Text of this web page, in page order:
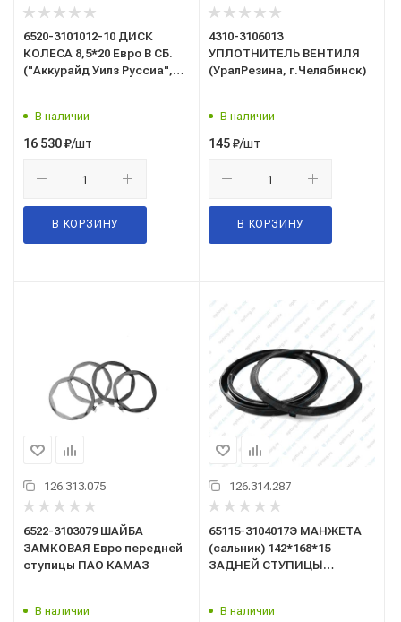
6520-3101012-10 ДИСК
КОЛЕСА 8,5*20 Евро В СБ.
("Аккурайд Уилз Руссиа",
В наличии
16 530₽/шт
В КОРЗИНУ
4310-3106013
УПЛОТНИТЕЛЬ ВЕНТИЛЯ
(УралРезина, г.Челябинск)
В наличии
145₽/шт
В КОРЗИНУ
126.313.075
6522-3103079 ШАЙБА
ЗАМКОВАЯ Евро передней
ступицы ПАО КАМАЗ
В наличии
126.314.287
65115-3104017Э МАНЖЕТА
(сальник) 142*168*15
ЗАДНЕЙ СТУПИЦЫ
(взаимозаменяемая
В наличии